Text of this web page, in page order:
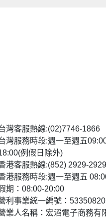
灣客服熱線:(02)7746-1866
灣服務時段:週一至週五
例假日除外)
港客服熱線:(852) 2929-2929
港服務時段:週一至週五
期：08:00-20:00
利事業統一編號：53350820
業人名稱：宏滔電子商務有